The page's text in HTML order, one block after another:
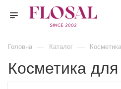
Головна — Каталог —
Косметика